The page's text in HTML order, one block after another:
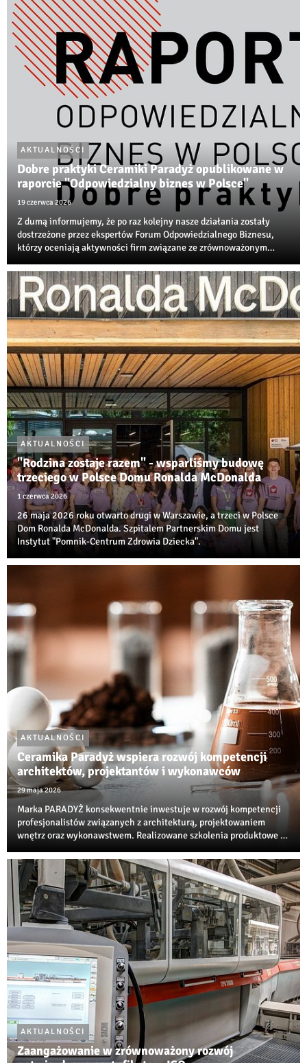
AKTUALNOŚCI
Dobre praktyki Ceramiki Paradyż opublikowane w
raporcie "Odpowiedzialny biznes w Polsce"
19 czerwca 2026
Z dumą informujemy, że po raz kolejny nasze działania zostały
dostrzeżone przez ekspertów Forum Odpowiedzialnego Biznesu,
którzy oceniają aktywności firm związane ze zrównoważonym
odpowiedzialnością biznesu.
AKTUALNOŚCI
"Rodzina zostaje razem" - wsparliśmy budowę
trzeciego w Polsce Domu Ronalda McDonalda
1 czerwca 2026
26 maja 2026 roku otwarto drugi w Warszawie, a trzeci w Polsce
Dom Ronalda McDonalda. Szpitalem Partnerskim Domu jest
Instytut "Pomnik-Centrum Zdrowia Dziecka".
AKTUALNOŚCI
Ceramika Paradyż wspiera rozwój kompetencji
architektów, projektantów i wykonawców
29 maja 2026
Marka PARADYŻ konsekwentnie inwestuje w rozwój kompetencji
profesjonalistów związanych z architekturą, projektowaniem
wnętrz oraz wykonawstwem. Realizowane szkolenia produktowe i
edukacyjnych w branży ceramiczne...
AKTUALNOŚCI
Zaangażowanie w zrównoważony rozwój